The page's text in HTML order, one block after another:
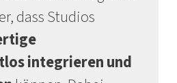
dass Studios
integrieren und